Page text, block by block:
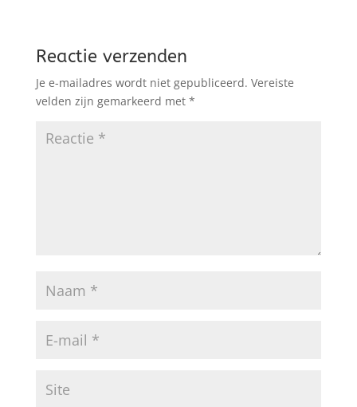
Reactie verzenden
Je e-mailadres wordt niet gepubliceerd. Vereiste
velden zijn gemarkeerd met *